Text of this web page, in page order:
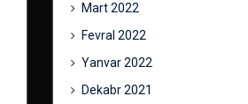
Mart 2022
Fevral 2022
Yanvar 2022
Dekabr 2021